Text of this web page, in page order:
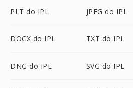
PLT do IPL JPEG do IPL
DOCX do IPL TXT do IPL
DNG do IPL SVG do IPL